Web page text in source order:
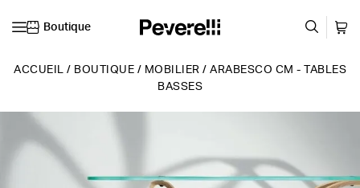
Boutique
ACCUEIL / BOUTIQUE / MOBILIER / ARABESCO CM - TABLES
BASSES